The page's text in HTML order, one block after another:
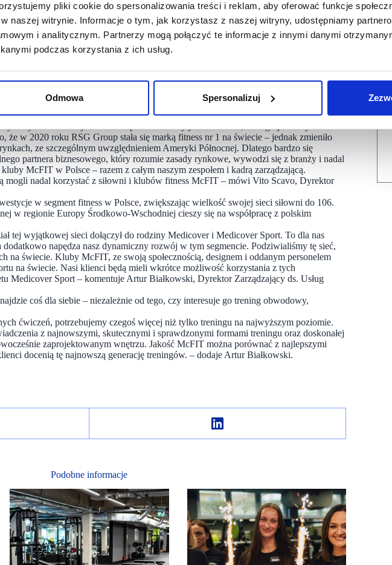
pliki cookie do spersonalizowania treści i reklam, aby oferować funkcje
naszej witrynie. Informacje o tym, jak korzystasz z naszej witryny, udostępniamy
i analitycznym. Partnerzy mogą połączyć te informacje z innymi danymi
podczas korzystania z ich usług.
Odmowa Spersonalizuj
Polski – Warszawie (4 kluby), Wrocławiu (2 kluby), Poznaniu, Łodzi, Krakowie,
i Szczecinie. Znane ze swej wyjątkowości siłownie McFIT oferują jedyny w swoim
technologicznych oraz cenione na całym świecie zajęcia i programy treningowe.
globalnego lidera w branży fitness, obsługującego łącznie 6,4 miliona klientów.
i zatrudnia 41 tysięcy pracowników. Studia McFIT przyjmują klientów
W Europie McFIT jest obecny na rynku usług fitness z 268 lokalizacjami.
Polsce w 2014 roku przy prestiżowej ulicy Nowy Świat w Warszawie. Po ośmiu latach
lubianej marki fitness wśród polskich bywalców siłowni, RSG Group przekazuje
McFIT w Warszawie, co stanowiło kolejny ważny kamień milowy dla RSG Group
14 lokalizacji w Polsce i prowadziliśmy je z sukcesem, z czego jesteśmy bardzo
że w 2020 roku RSG Group stała się marką fitness nr 1 na świecie – jednak zmieniło
ze szczególnym uwzględnieniem Ameryki Północnej. Dlatego bardzo się
partnera biznesowego, który rozumie zasady rynkowe, wywodzi się z branży i nadal
McFIT w Polsce – razem z całym naszym zespołem i kadrą zarządzającą.
mogli nadal korzystać z siłowni i klubów fitness McFIT – mówi Vito Scavo, Dyrektor
w segment fitness w Polsce, zwiększając wielkość swojej sieci siłowni do 106.
w regionie Europy Środkowo-Wschodniej cieszy się na współpracę z polskim
tej wyjątkowej sieci dołączył do rodziny Medicover i Medicover Sport. To dla nas
napędza nasz dynamiczny rozwój w tym segmencie. Podziwialiśmy tę sieć,
na świecie. Kluby McFIT, ze swoją społecznością, designem i oddanym personelem
na świecie. Nasi klienci będą mieli wkrótce możliwość korzystania z tych
Medicover Sport – komentuje Artur Białkowski, Dyrektor Zarządzający ds. Usług
coś dla siebie – niezależnie od tego, czy interesuje go trening obwodowy,
ćwiczeń, potrzebujemy czegoś więcej niż tylko treningu na najwyższym poziomie.
z najnowszymi, skutecznymi i sprawdzonymi formami treningu oraz doskonałej
zaprojektowanym wnętrzu. Jakość McFIT można porównać z najlepszymi
docenią tę najnowszą generację treningów. – dodaje Artur Białkowski.
Podobne informacje